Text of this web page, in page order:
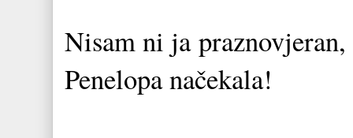
Nisam ni ja praznovjeran,
Penelopa načekala!